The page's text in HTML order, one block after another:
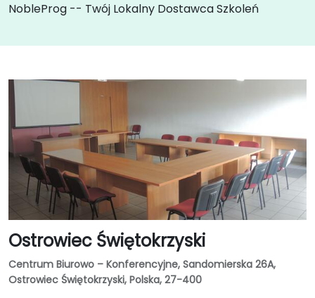
NobleProg -- Twój Lokalny Dostawca Szkoleń
Ostrowiec Świętokrzyski
Centrum Biurowo – Konferencyjne, Sandomierska 26A,
Ostrowiec Świętokrzyski, Polska, 27-400